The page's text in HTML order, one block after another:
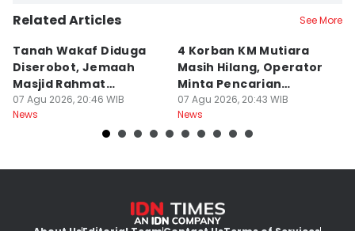
Related Articles See More
Tanah Wakaf Diduga
Diserobot, Jemaah
Masjid Rahmat
Surabaya Protes
07 Agu 2026, 20:46 WIB
News
4 Korban KM Mutiara
Masih Hilang, Operator
Minta Pencarian
Dilanjut
07 Agu 2026, 20:43 WIB
News